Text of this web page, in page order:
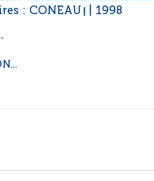
: CONEAU 1998